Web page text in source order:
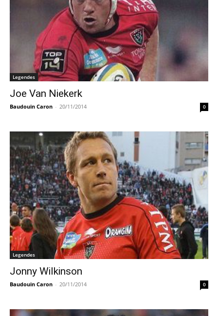
Legendes
Joe Van Niekerk
Baudouin Caron - 20/11/2014 0
Legendes
Jonny Wilkinson
Baudouin Caron - 20/11/2014 0